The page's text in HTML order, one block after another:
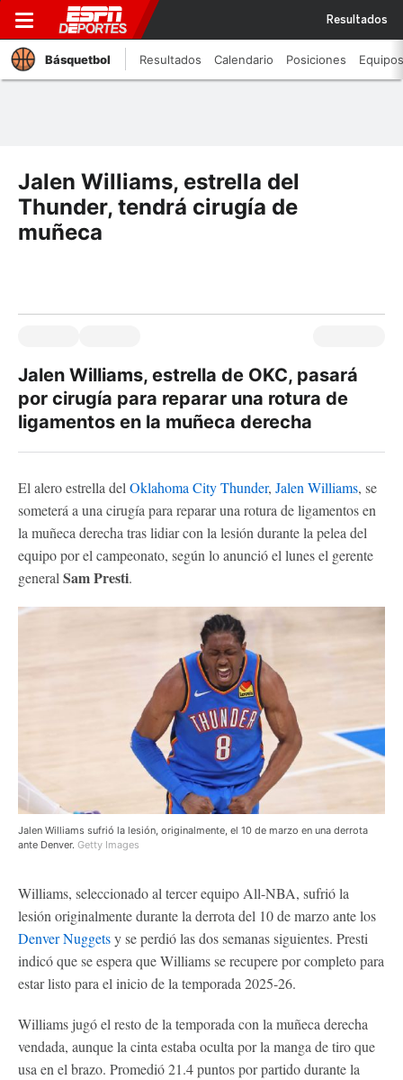
Resultados
Básquetbol Resultados Calendario Posiciones Equipos
Jalen Williams, estrella del
Thunder, tendrá cirugía de
muñeca
Jalen Williams, estrella de OKC, pasará
por cirugía para reparar una rotura de
ligamentos en la muñeca derecha
El alero estrella del Oklahoma City Thunder, Jalen Williams, se
someterá a una cirugía para reparar una rotura de ligamentos en
la muñeca derecha tras lidiar con la lesión durante la pelea del
equipo por el campeonato, según lo anunció el lunes el gerente
general Sam Presti.
Jalen Williams sufrió la lesión, originalmente, el 10 de marzo en una derrota
ante Denver. Getty Images
Williams, seleccionado al tercer equipo All-NBA, sufrió la
lesión originalmente durante la derrota del 10 de marzo ante los
Denver Nuggetsy se perdió las dos semanas siguientes. Presti
indicó que se espera que Williams se recupere por completo para
estar listo para el inicio de la temporada 2025-26.
Williams jugó el resto de la temporada con la muñeca derecha
vendada, aunque la cinta estaba oculta por la manga de tiro que
usa en el brazo. Promedió 21.4 puntos por partido durante la